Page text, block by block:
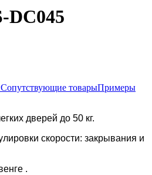
DC045
Сопутствующие товарыПримеры
дверей до 50 кг.
скорости: закрывания и
.